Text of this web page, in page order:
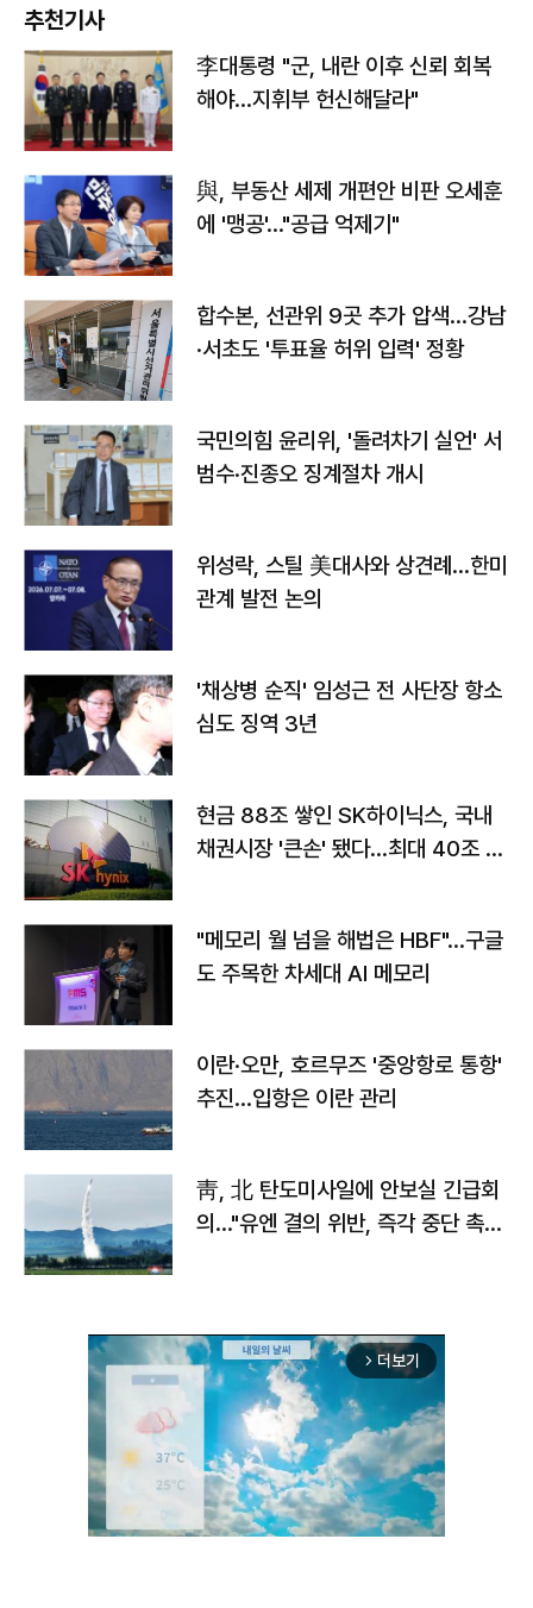
추천기사
李대통령 "군, 내란 이후 신뢰 회복
해야…지휘부 헌신해달라"
與, 부동산 세제 개편안 비판 오세훈
에 '맹공'…"공급 억제기"
합수본, 선관위 9곳 추가 압색…강남
·서초도 '투표율 허위 입력' 정황
국민의힘 윤리위, '돌려차기 실언' 서
범수·진종오 징계절차 개시
위성락, 스틸 美대사와 상견례…한미
관계 발전 논의
'채상병 순직' 임성근 전 사단장 항소
심도 징역 3년
현금 88조 쌓인 SK하이닉스, 국내
채권시장 '큰손' 됐다…최대 40조 투
"메모리 월 넘을 해법은 HBF"…구글
도 주목한 차세대 AI 메모리
이란·오만, 호르무즈 '중앙항로 통항'
추진…입항은 이란 관리
靑, 北 탄도미사일에 안보실 긴급회
의…"유엔 결의 위반, 즉각 중단 촉
arrow_forward_ios 더보기